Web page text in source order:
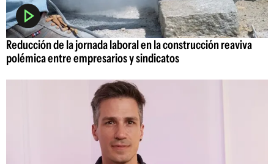
Reducción de la jornada laboral en la construcción reaviva
polémica entre empresarios y sindicatos